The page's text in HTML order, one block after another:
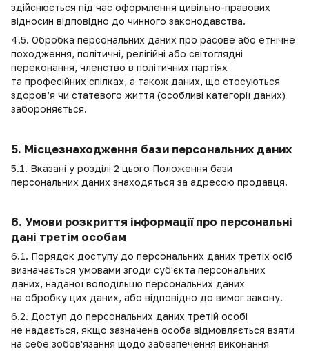
здійснюється під час оформлення цивільно-правових
відносин відповідно до чинного законодавства.
4.5. Обробка персональних даних про расове або етнічне
походження, політичні, релігійні або світоглядні
переконання, членство в політичних партіях
та професійних спілках, а також даних, що стосуються
здоров’я чи статевого життя (особливі категорії даних)
забороняється.
5. Місцезнаходження бази персональних даних
5.1. Вказані у розділі 2 цього Положення бази
персональних даних знаходяться за адресою продавця.
6. Умови розкриття інформації про персональні
дані третім особам
6.1. Порядок доступу до персональних даних третіх осіб
визначається умовами згоди суб'єкта персональних
даних, наданої володільцю персональних даних
на обробку цих даних, або відповідно до вимог закону.
6.2. Доступ до персональних даних третій особі
не надається, якщо зазначена особа відмовляється взяти
на себе зобов'язання щодо забезпечення виконання